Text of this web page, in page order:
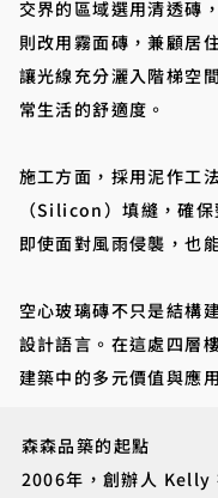
交界的區域選用清透磚
則改用霧面磚，兼顧居
讓光線充分灑入階梯空
常生活的舒適度。
施工方面，採用泥作工
（Silicon）填縫，確
即使面對風雨侵襲，也
空心玻璃磚不只是結構
設計語言。在這處四層
建築中的多元價值與應
森森品築的起點
2006年，創辦人 Kelly